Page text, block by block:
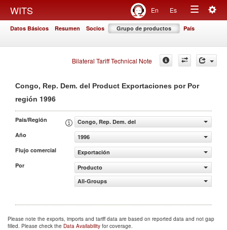
WITS En Es
Toggle
Datos Básicos Resumen Socios Grupo de productos País
Bilateral Tariff Technical Note
Congo, Rep. Dem. del Product Exportaciones por Por
región 1996
País/Región
Congo, Rep. Dem. del
Año
1996
Flujo comercial
Exportación
Por
Producto
All-Groups
Please note the exports, imports and tariff data are based on reported data and not gap
filled. Please check the Data Availability for coverage.